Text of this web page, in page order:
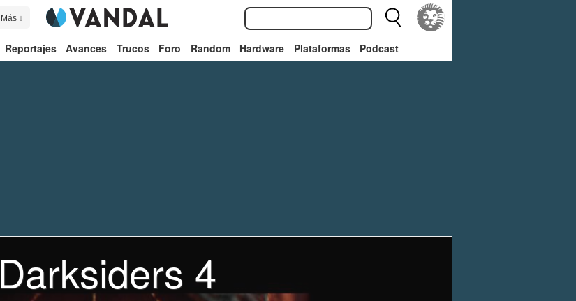
Más ↓
Reportajes Avances Trucos Foro Random Hardware Plataformas Podcast
Darksiders 4